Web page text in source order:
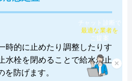
時的に止めたり調整したりす
水栓を閉めることで給水が止
を防げます。
×
チャット診断で
最適な業者を
ご提案